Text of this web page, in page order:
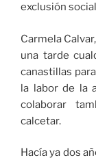
exclusión
Carmela
una tarde
canastillas
la labor de la
colaborar
calcetar.
Hacía ya dos